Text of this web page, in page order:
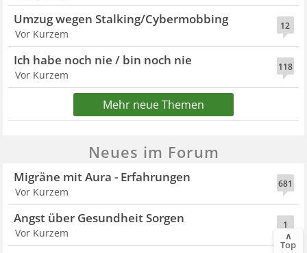
12
Umzug wegen Stalking/Cybermobbing
Vor Kurzem
118
Ich habe noch nie / bin noch nie
Vor Kurzem
Mehr neue Themen
Neues im Forum
681
Migräne mit Aura - Erfahrungen
Vor Kurzem
1
Angst über Gesundheit Sorgen
Vor Kurzem ∧
Top